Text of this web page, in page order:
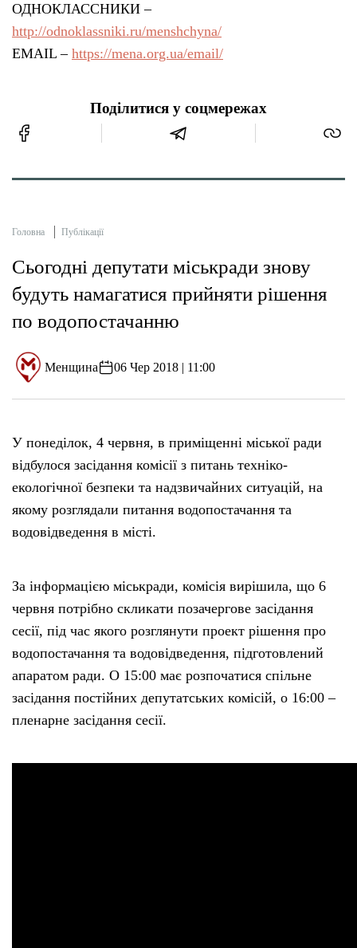
ОДНОКЛАССНИКИ –
http://odnoklassniki.ru/menshchyna/
EMAIL – https://mena.org.ua/email/
Поділитися у соцмережах
Головна Публікації
Сьогодні депутати міськради знову
будуть намагатися прийняти рішення
по водопостачанню
Менщина 06 Чер 2018 | 11:00
У понеділок, 4 червня, в приміщенні міської ради
відбулося засідання комісії з питань техніко-
екологічної безпеки та надзвичайних ситуацій, на
якому розглядали питання водопостачання та
водовідведення в місті.
За інформацією міськради, комісія вирішила, що 6
червня потрібно скликати позачергове засідання
сесії, під час якого розглянути проект рішення про
водопостачання та водовідведення, підготовлений
апаратом ради. О 15:00 має розпочатися спільне
засідання постійних депутатських комісій, о 16:00 –
пленарне засідання сесії.